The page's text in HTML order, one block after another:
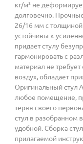
кг/м³ не
долговечно.
26/16 мм с
устойчивы к
придает стулу
гармонировать с
материал не
воздух, обладает
Оригинальный стул
любое помещение,
теряя своего
стул в разобранном
удобной. Сборка
прилагаемой